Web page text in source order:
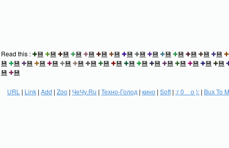
Read this :✚💾 ✚💾 ✚💾 ✚💾 ✚💾 ✚💾 ✚💾 ✚💾 ✚💾 ✚💾 ✚💾 ✚💾 ✚💾 ✚💾 ✚💾 ✚
💾 ✚💾 ✚💾 ✚💾 ✚💾 ✚💾 ✚💾 ✚💾 ✚💾 ✚💾 ✚💾 ✚💾 ✚💾 ✚💾 ✚💾 ✚💾 ✚💾 ✚💾
💾 ✚💾
URL | Link | Add | Zoo | ЧеЧу.Ru | Техно-Голод | кино | Soft | :( 0 _ о ): | Bux To